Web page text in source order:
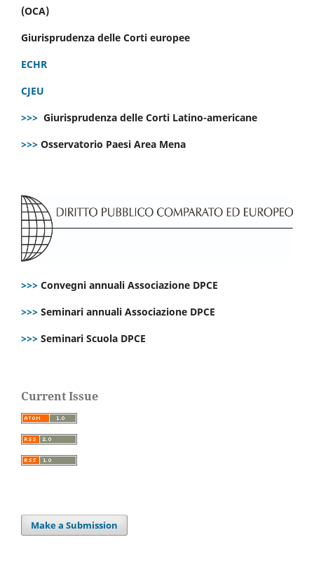
(OCA)
Giurisprudenza delle Corti europee
ECHR
CJEU
>>> Giurisprudenza delle Corti Latino-americane
>>> Osservatorio Paesi Area Mena
>>> Convegni annuali Associazione DPCE
>>> Seminari annuali Associazione DPCE
>>> Seminari Scuola DPCE
Current Issue
Make a Submission